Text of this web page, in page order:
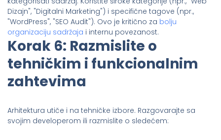
Dizajn", "Digitalni Marketing") i specifične tagove (npr.,
"WordPress", "SEO Audit"). Ovo je kritično za bolju
organizaciju sadržaja i internu povezanost.
Korak 6: Razmislite o
tehničkim i funkcionalnim
zahtevima
Arhitektura utiče i na tehničke izbore. Razgovarajte sa
svojim developerom ili razmislite o sledećem: